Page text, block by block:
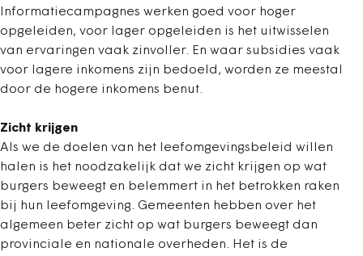
Informatiecampagnes werken goed voor hoger
opgeleiden, voor lager opgeleiden is het uitwisselen
van ervaringen vaak zinvoller. En waar subsidies vaak
voor lagere inkomens zijn bedoeld, worden ze meestal
door de hogere inkomens benut.
Zicht krijgen
Als we de doelen van het leefomgevingsbeleid willen
halen is het noodzakelijk dat we zicht krijgen op wat
burgers beweegt en belemmert in het betrokken raken
bij hun leefomgeving. Gemeenten hebben over het
algemeen beter zicht op wat burgers beweegt dan
provinciale en nationale overheden. Het is de